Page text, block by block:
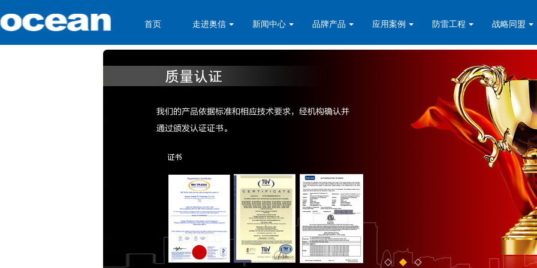
首页 走进奥信 新闻中心 品牌产品 应用案例 防雷工程 战略同盟